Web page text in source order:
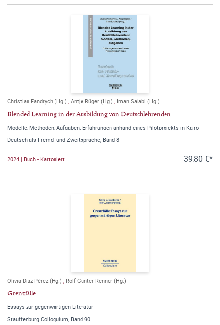
Christian Fandrych (Hg.) , Antje Rüger (Hg.) , Iman Salabi (Hg.)
Blended Learning in der Ausbildung von Deutschlehrenden
Modelle, Methoden, Aufgaben: Erfahrungen anhand eines Pilotprojekts in Kairo
Deutsch als Fremd- und Zweitsprache, Band 8
2024 | Buch - Kartoniert 39,80 €*
Olivia Díaz Pérez (Hg.) , Rolf Günter Renner (Hg.)
Grenzfälle
Essays zur gegenwärtigen Literatur
Stauffenburg Colloquium, Band 90